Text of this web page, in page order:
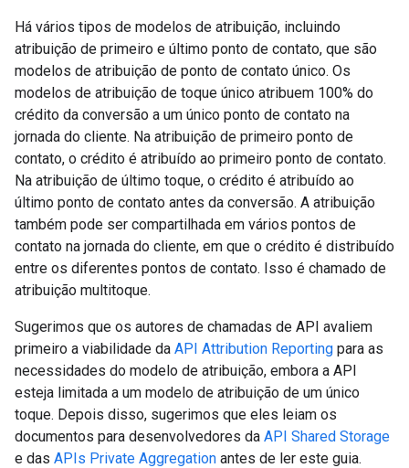
Há vários tipos de modelos de atribuição, incluindo
atribuição de primeiro e último ponto de contato, que são
modelos de atribuição de ponto de contato único. Os
modelos de atribuição de toque único atribuem 100% do
crédito da conversão a um único ponto de contato na
jornada do cliente. Na atribuição de primeiro ponto de
contato, o crédito é atribuído ao primeiro ponto de contato.
Na atribuição de último toque, o crédito é atribuído ao
último ponto de contato antes da conversão. A atribuição
também pode ser compartilhada em vários pontos de
contato na jornada do cliente, em que o crédito é distribuído
entre os diferentes pontos de contato. Isso é chamado de
atribuição multitoque.
Sugerimos que os autores de chamadas de API avaliem
primeiro a viabilidade da API Attribution Reporting para as
necessidades do modelo de atribuição, embora a API
esteja limitada a um modelo de atribuição de um único
toque. Depois disso, sugerimos que eles leiam os
documentos para desenvolvedores da API Shared Storage
e das APIs Private Aggregation antes de ler este guia.